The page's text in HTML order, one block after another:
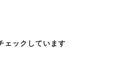
ェックしています